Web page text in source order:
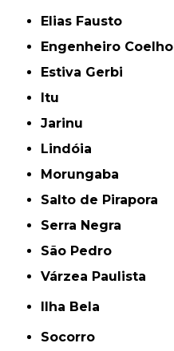
Elias Fausto
Engenheiro Coelho
Estiva Gerbi
Itu
Jarinu
Lindóia
Morungaba
Salto de Pirapora
Serra Negra
São Pedro
Várzea Paulista
Ilha Bela
Socorro